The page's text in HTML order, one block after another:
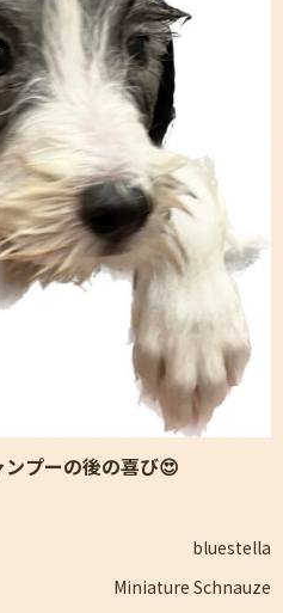
プーの後の喜び😍
bluestella
Miniature Schnauze